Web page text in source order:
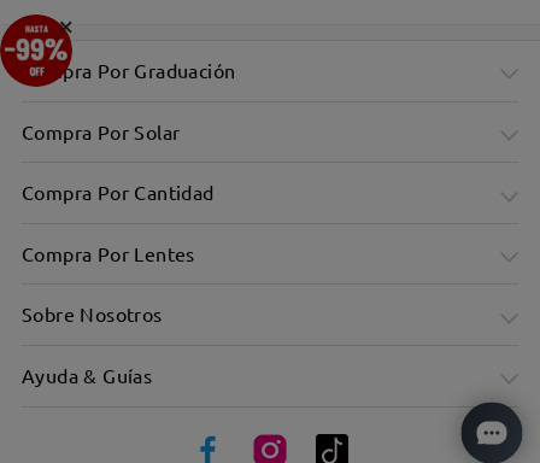
Compra Por Graduación
Compra Por Solar
Compra Por Cantidad
Compra Por Lentes
Sobre Nosotros
Ayuda & Guías
×